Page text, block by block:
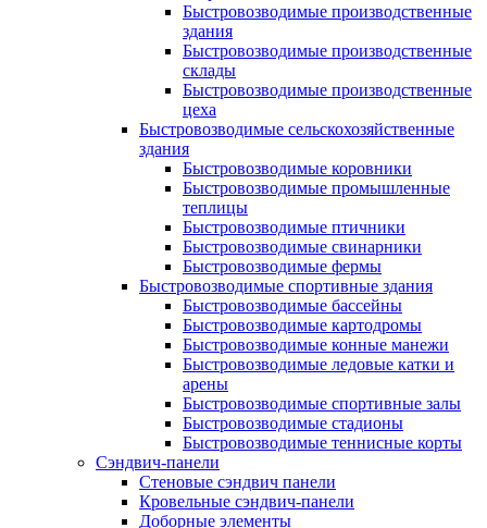
Быстровозводимые производственные
здания
Быстровозводимые производственные
склады
Быстровозводимые производственные
цеха
Быстровозводимые сельскохозяйственные
здания
Быстровозводимые коровники
Быстровозводимые промышленные
теплицы
Быстровозводимые птичники
Быстровозводимые свинарники
Быстровозводимые фермы
Быстровозводимые спортивные здания
Быстровозводимые бассейны
Быстровозводимые картодромы
Быстровозводимые конные манежи
Быстровозводимые ледовые катки и
арены
Быстровозводимые спортивные залы
Быстровозводимые стадионы
Быстровозводимые теннисные корты
Сэндвич-панели
Стеновые сэндвич панели
Кровельные сэндвич-панели
Доборные элементы